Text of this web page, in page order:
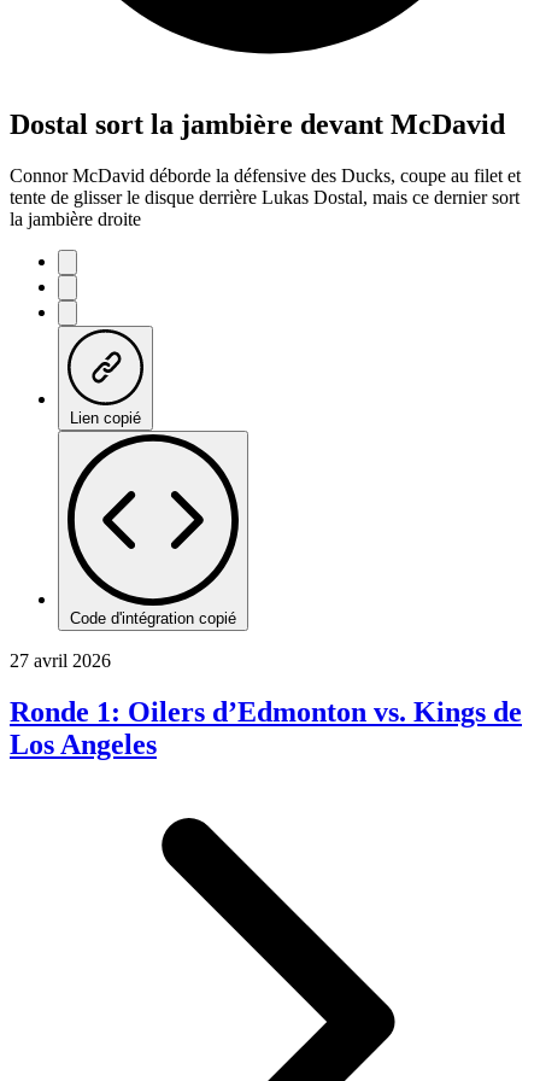
Dostal sort la jambière devant McDavid
Connor McDavid déborde la défensive des Ducks, coupe au filet et
tente de glisser le disque derrière Lukas Dostal, mais ce dernier sort
la jambière droite
Lien copié
Code d'intégration copié
27 avril 2026
Ronde 1: Oilers d’Edmonton vs. Kings de
Los Angeles